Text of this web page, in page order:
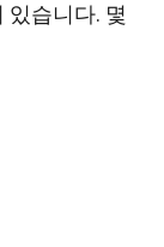
있습니다. 몇